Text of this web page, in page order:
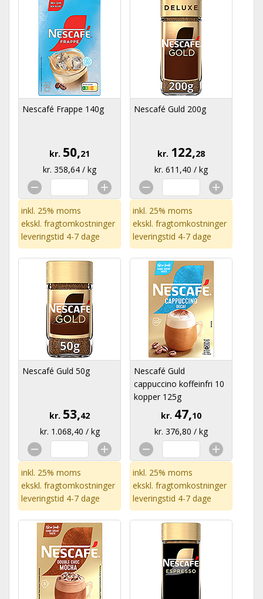
Nescafé Frappe 140g
kr. 50,21
kr. 358,64 / kg
inkl. 25% moms
ekskl. fragtomkostninger
leveringstid 4-7 dage
Nescafé Guld 200g
kr. 122,28
kr. 611,40 / kg
inkl. 25% moms
ekskl. fragtomkostninger
leveringstid 4-7 dage
Nescafé Guld 50g
kr. 53,42
kr. 1.068,40 / kg
inkl. 25% moms
ekskl. fragtomkostninger
leveringstid 4-7 dage
Nescafé Guld
cappuccino koffeinfri 10
kopper 125g
kr. 47,10
kr. 376,80 / kg
inkl. 25% moms
ekskl. fragtomkostninger
leveringstid 4-7 dage